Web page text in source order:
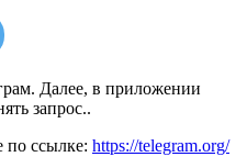
Далее, в приложении
запрос..
по ссылке: https://telegram.org/